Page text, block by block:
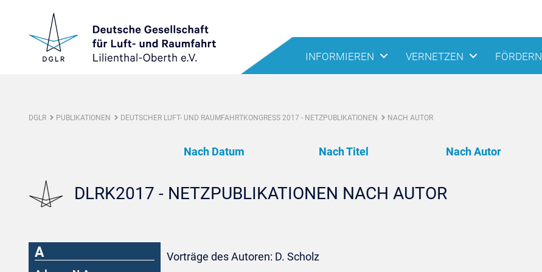
INFORMIEREN VERNETZEN FÖRDERN
DGLR PUBLIKATIONEN DEUTSCHER LUFT- UND RAUMFAHRTKONGRESS 2017 - NETZPUBLIKATIONEN NACH AUTOR
Nach Datum Nach Titel Nach Autor
DLRK2017 - NETZPUBLIKATIONEN NACH AUTOR
A Vorträge des Autoren: D. Scholz